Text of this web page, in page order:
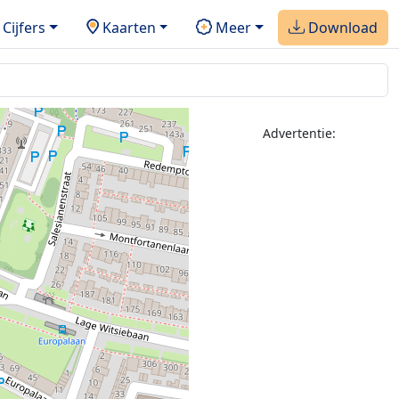
Cijfers Kaarten Meer Download
Advertentie: